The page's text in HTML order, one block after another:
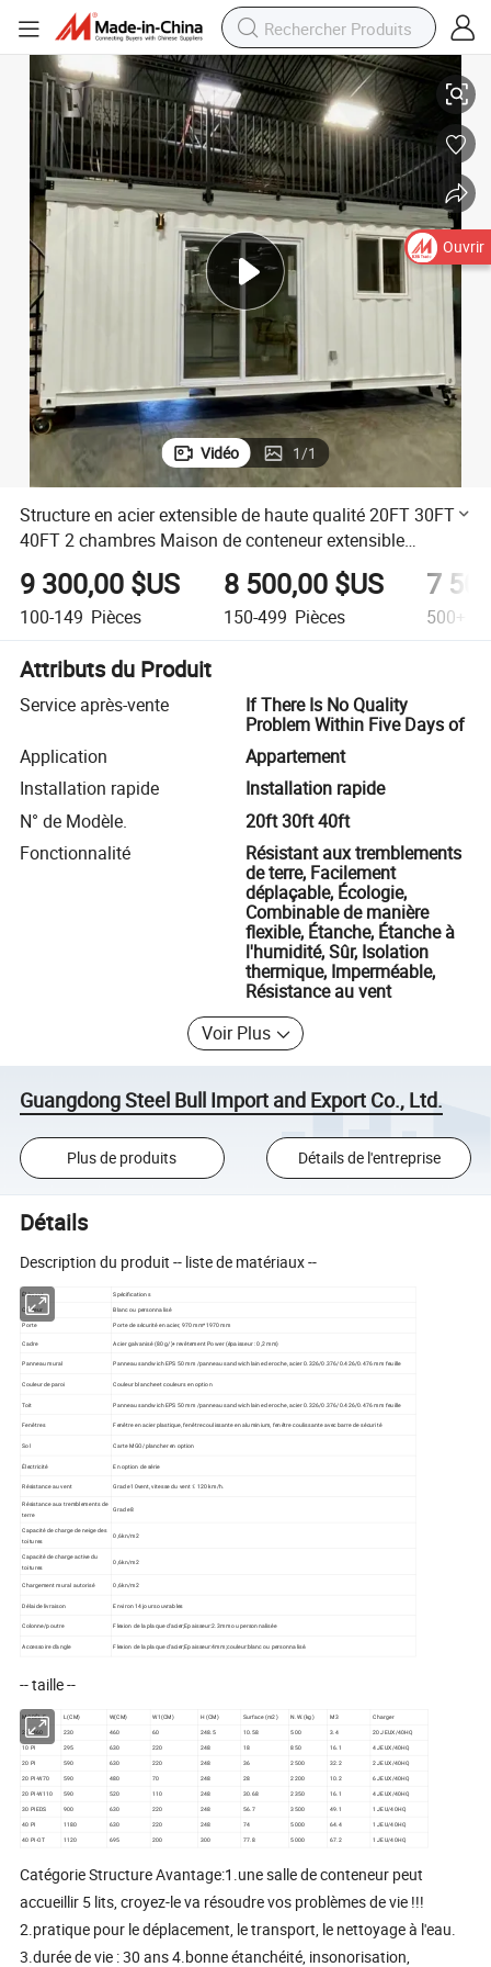
Maison de conteneur extensible portable préfabriquée
Structure en acier extensible de haute qualité 20FT 30FT 40FT 2
Vidéo 1/1
Structure en acier extensible de haute qualité 20FT 30FT
40FT 2 chambres Maison de conteneur extensible
portable préfabriquée
9 300,00 $US
100-149 Pièces
8 500,00 $US
150-499 Pièces
7
500+
Attributs du Produit
Service après-vente
If There Is No Quality
Problem Within Five Days of
Application
Appartement
Installation rapide
Installation rapide
N° de Modèle.
20ft 30ft 40ft
Fonctionnalité
Résistant aux tremblements
de terre, Facilement
déplaçable, Écologie,
Combinable de manière
flexible, Étanche, Étanche à
l'humidité, Sûr, Isolation
thermique, Imperméable,
Résistance au vent
Voir Plus
Guangdong Steel Bull Import and Export Co., Ltd.
Plus de produits Détails de l'entreprise
Détails
Description du produit -- liste de matériaux --
Élément Spécifications
Couleur Blanc ou personnalisé
Porte Porte de sécurité en acier, 970 mm*1970 mm
Cadre Acier galvanisé (80 g/)+revêtement Power (épaisseur : 0,2 mm)
Panneau mural Panneau sandwich EPS 50 mm /panneau sandwich laine de roche, acier 0.326/0.376/0.426/0.476 mm feuille
Couleur de paroi Couleur blanche et couleurs en option
Toit Panneau sandwich EPS 50 mm /panneau sandwich laine de roche, acier 0.326/0.376/0.426/0.476 mm feuille
Fenêtres Fenêtre en acier plastique, fenêtre coulissante en aluminium, fenêtre coulissante avec barre de sécurité
Sol Carte MGO/plancher en option
Électricité En option de série
Résistance au vent Grade 10vent, vitesse du vent ≤ 120 km/h.
Résistance aux tremblements de
terre
Grade 8
Capacité de charge de neige des
toitures
0,6kn/m2
Capacité de charge active du
toitures
0,6kn/m2
Chargement mural autorisé 0,6kn/m2
Délai de livraison Environ 14 jours ouvrables
Colonne/poutre Flexion de la plaque d'acier;Epaisseur:2.3mm ou personnalisée
Accessoire d'angle Flexion de la plaque d'acier;Epaisseur:4mm;couleur:blanc ou personnalisé.
-- taille --
MODÈLE L(CM) W(CM) W1(CM) H (CM) Surface (m2) N.W.(kg) M3 Charger
230460 230 460 60 248.5 10.58 500 3.4 20 JEUX/40HQ
10 PI 295 630 220 248 18 850 16.1
4 JEUX/40HQ
20 PI
590 630 220 248 36 2500 32.2 2 JEUX/40HQ
20 PI-W70 590 480 70 248 28 2200 10.2 6 JEUX/40HQ
20 PI-W110 590 520 110 248 30.68 2350 16.1
4 JEUX/40HQ
30 PIEDS
900 630 220 248 56.7 3500 49.1
1 JEU/40HQ
40 PI
1180 630 220 248 74 5000 64.4 1 JEU/40HQ
40 PI-OT 1120 695 200 300 77.8 5000 67.2 1 JEU/40HQ
Catégorie Structure Avantage:1.une salle de conteneur peut
accueillir 5 lits, croyez-le va résoudre vos problèmes de vie !!!
2.pratique pour le déplacement, le transport, le nettoyage à l'eau.
3.durée de vie : 30 ans 4.bonne étanchéité, insonorisation,
Ouvrir